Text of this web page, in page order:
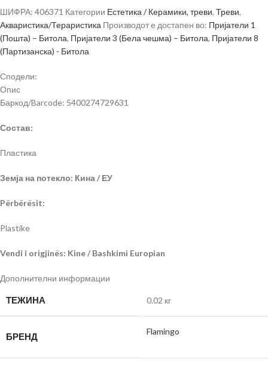
ШИФРА: 406371 Категории Естетика / Керамики, треви, Треви,
Акваристика/Тераристика Производот е достапен во: Пријатели 1
(Пошта) – Битола, Пријатели 3 (Бела чешма) – Битола, Пријатели 8
(Партизанска) - Битола
Сподели:
Опис
Баркод/Barcode: 5400274729631
Состав:
Пластика
Земја на потекло: Кина / ЕУ
Përbërësit:
Plastike
Vendi i origjinës: Kine / Bashkimi Europian
Дополнителни информации
ТЕЖИНА 0.02 кг
БРЕНД Flamingo